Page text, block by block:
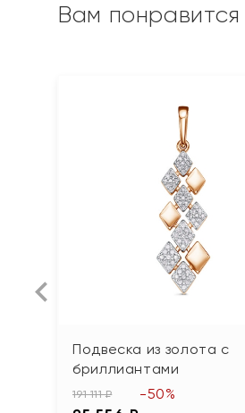
Вам понравится
Подвеска из золота с
бриллиантами
191 111 ₽ -50%